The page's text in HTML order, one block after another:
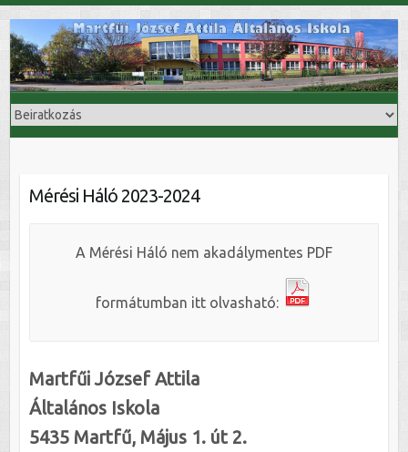
content
Mérési Háló 2023-2024
A Mérési Háló nem akadálymentes PDF
formátumban itt olvasható:
Martfűi József Attila
Általános Iskola
5435 Martfű, Május 1. út 2.